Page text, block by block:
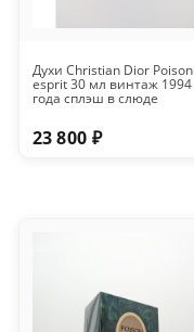
Духи Christian Dior Poison
esprit 30 мл винтаж 1994
года сплэш в слюде
23 800 ₽